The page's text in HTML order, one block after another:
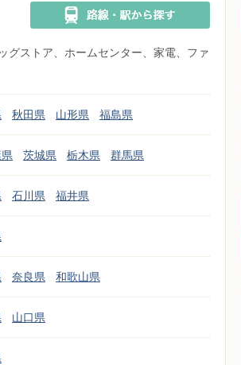
グストア、ホームセンター、家電、ファ
秋田県 山形県 福島県
茨城県 栃木県 群馬県
石川県 福井県
奈良県 和歌山県
山口県